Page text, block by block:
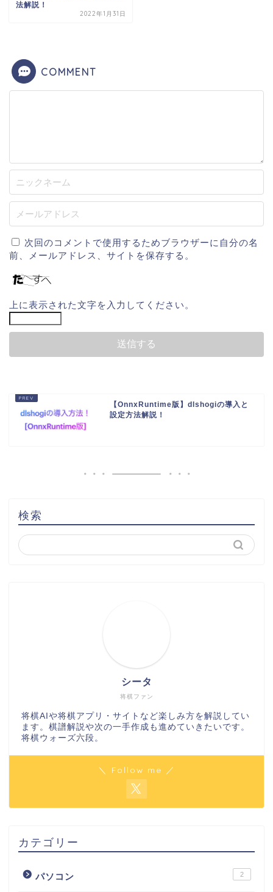
法解説！
2022年1月31日
COMMENT
次回のコメントで使用するためブラウザーに自分の名
前、メールアドレス、サイトを保存する。
上に表示された文字を入力してください。
【OnnxRuntime版】dlshogiの導入と
設定方法解説！
検索
将棋ファン
シータ
将棋AIや将棋アプリ・サイトなど楽しみ方を解説してい
ます。棋譜解説や次の一手作成も進めていきたいです。
将棋ウォーズ六段。
＼ Follow me ／
カテゴリー
パソコン 2